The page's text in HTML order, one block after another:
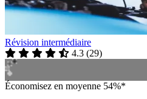
Révision intermédiaire
4.3 (29)
Économisez en moyenne 54%*